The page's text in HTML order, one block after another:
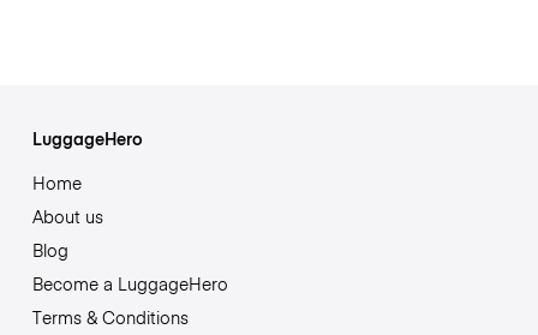
LuggageHero
Home
About us
Blog
Become a LuggageHero
Terms & Conditions